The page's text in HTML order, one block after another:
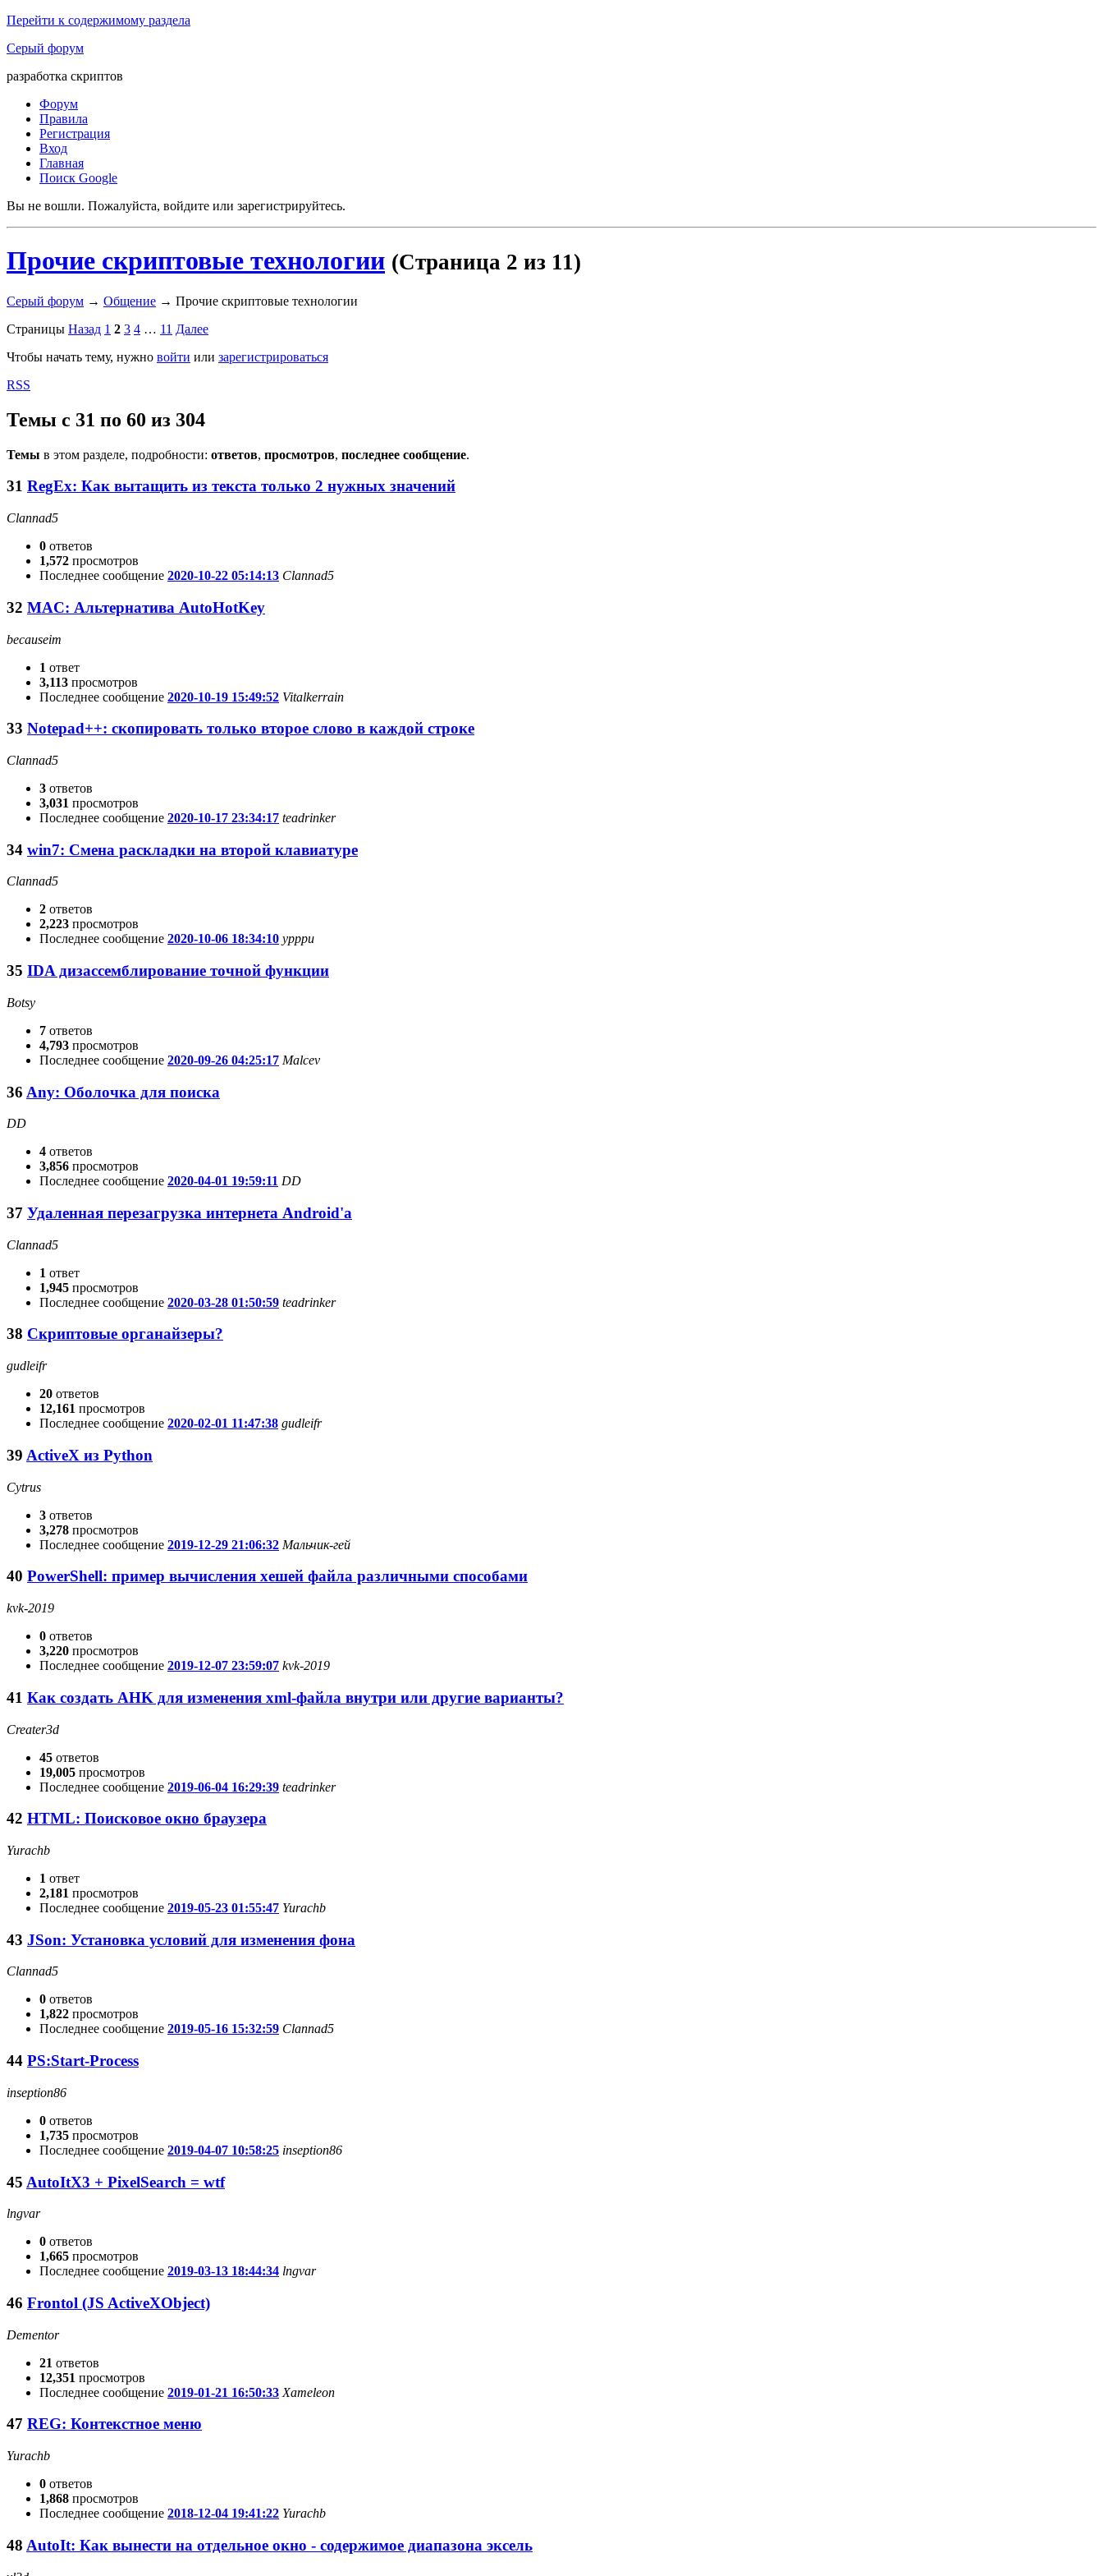
Перейти к содержимому раздела
Серый форум
разработка скриптов
Форум
Правила
Регистрация
Вход
Главная
Поиск Google
Вы не вошли. Пожалуйста, войдите или зарегистрируйтесь.
Прочие скриптовые технологии (Страница 2 из 11)
Серый форум → Общение → Прочие скриптовые технологии
Страницы Назад 1 2 3 4 … 11 Далее
Чтобы начать тему, нужно войти или зарегистрироваться
RSS
Темы с 31 по 60 из 304
Темы в этом разделе, подробности: ответов, просмотров, последнее сообщение.
31 RegEx: Как вытащить из текста только 2 нужных значений
Clannad5
0 ответов
1,572 просмотров
Последнее сообщение 2020-10-22 05:14:13 Clannad5
32 MAC: Альтернатива AutoHotKey
becauseim
1 ответ
3,113 просмотров
Последнее сообщение 2020-10-19 15:49:52 Vitalkerrain
33 Notepad++: скопировать только второе слово в каждой строке
Clannad5
3 ответов
3,031 просмотров
Последнее сообщение 2020-10-17 23:34:17 teadrinker
34 win7: Смена раскладки на второй клавиатуре
Clannad5
2 ответов
2,223 просмотров
Последнее сообщение 2020-10-06 18:34:10 ypppu
35 IDA дизассемблирование точной функции
Botsy
7 ответов
4,793 просмотров
Последнее сообщение 2020-09-26 04:25:17 Malcev
36 Any: Оболочка для поиска
DD
4 ответов
3,856 просмотров
Последнее сообщение 2020-04-01 19:59:11 DD
37 Удаленная перезагрузка интернета Android'а
Clannad5
1 ответ
1,945 просмотров
Последнее сообщение 2020-03-28 01:50:59 teadrinker
38 Скриптовые органайзеры?
gudleifr
20 ответов
12,161 просмотров
Последнее сообщение 2020-02-01 11:47:38 gudleifr
39 ActiveX из Python
Cytrus
3 ответов
3,278 просмотров
Последнее сообщение 2019-12-29 21:06:32 Мальчик-гей
40 PowerShell: пример вычисления хешей файла различными способами
kvk-2019
0 ответов
3,220 просмотров
Последнее сообщение 2019-12-07 23:59:07 kvk-2019
41 Как создать AHK для изменения xml-файла внутри или другие варианты?
Creater3d
45 ответов
19,005 просмотров
Последнее сообщение 2019-06-04 16:29:39 teadrinker
42 HTML: Поисковое окно браузера
Yurachb
1 ответ
2,181 просмотров
Последнее сообщение 2019-05-23 01:55:47 Yurachb
43 JSon: Установка условий для изменения фона
Clannad5
0 ответов
1,822 просмотров
Последнее сообщение 2019-05-16 15:32:59 Clannad5
44 PS:Start-Process
inseption86
0 ответов
1,735 просмотров
Последнее сообщение 2019-04-07 10:58:25 inseption86
45 AutoItX3 + PixelSearch = wtf
lngvar
0 ответов
1,665 просмотров
Последнее сообщение 2019-03-13 18:44:34 lngvar
46 Frontol (JS ActiveXObject)
Dementor
21 ответов
12,351 просмотров
Последнее сообщение 2019-01-21 16:50:33 Xameleon
47 REG: Контекстное меню
Yurachb
0 ответов
1,868 просмотров
Последнее сообщение 2018-12-04 19:41:22 Yurachb
48 AutoIt: Как вынести на отдельное окно - содержимое диапазона эксель